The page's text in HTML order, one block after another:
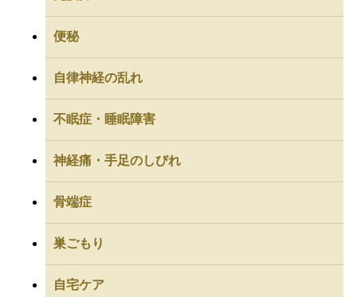
便秘
自律神経の乱れ
不眠症・睡眠障害
神経痛・手足のしびれ
骨端症
巣ごもり
自宅ケア